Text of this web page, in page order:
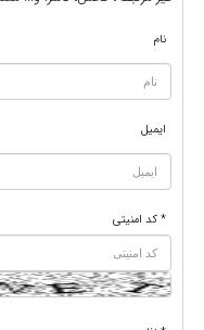
نام
ایمیل
* کد امنیتی